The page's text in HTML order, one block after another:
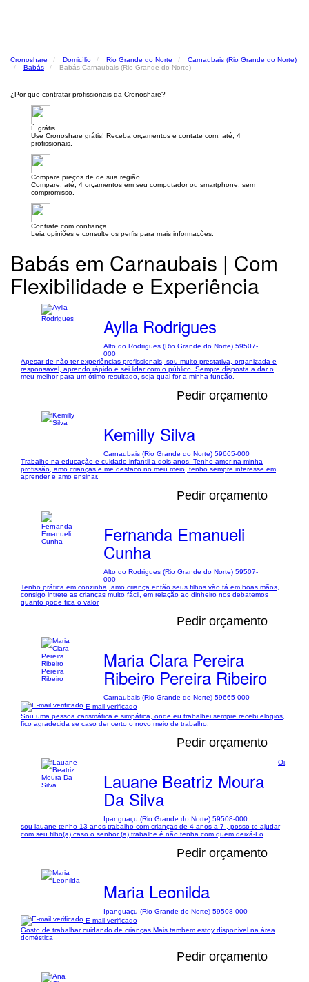
Cronoshare Domicílio Rio Grande do Norte
Carnaubais (Rio Grande do Norte)
Babás
Babás Carnaubais (Rio Grande do Norte)
¿Por que contratar profissionais da Cronoshare?
É grátis
Use Cronoshare grátis! Receba orçamentos e contate com, até, 4
profissionais.
Compare preços de de sua região.
Compare, até, 4 orçamentos em seu computador ou smartphone, sem
compromisso.
Contrate com confiança.
Leia opiniões e consulte os perfis para mais informações.
Babás em Carnaubais | Com
Flexibilidade e Experiência
Aylla Rodrigues
Alto do Rodrigues (Rio Grande do Norte) 59507-
000
Apesar de não ter experiências profissionais, sou muito prestativa, organizada e
responsável, aprendo rápido e sei lidar com o público. Sempre disposta a dar o
meu melhor para um ótimo resultado, seja qual for a minha função.
Pedir orçamento
Kemilly Silva
Carnaubais (Rio Grande do Norte) 59665-000
Trabalho na educação e cuidado infantil a dois anos. Tenho amor na minha
profissão, amo crianças e me destaco no meu meio, tenho sempre interesse em
aprender e amo ensinar.
Pedir orçamento
Fernanda Emanueli
Cunha
Alto do Rodrigues (Rio Grande do Norte) 59507-
000
Tenho prática em conzinha, amo criança então seus filhos vão tá em boas mãos,
consigo intrete as crianças muito fácil, em relação ao dinheiro nos debatemos
quanto pode fica o valor
Pedir orçamento
Maria Clara Pereira
Ribeiro Pereira Ribeiro
Carnaubais (Rio Grande do Norte) 59665-000
E-mail verificado
Sou uma pessoa carismática e simpática, onde eu trabalhei sempre recebi elogios,
fico agradecida se caso der certo o novo meio de trabalho.
Pedir orçamento
Lauane Beatriz Moura
Da Silva
Ipanguaçu (Rio Grande do Norte) 59508-000
Oi,
sou lauane tenho 13 anos trabalho com crianças de 4 anos a 7 , posso te ajudar
com seu filho(a) caso o senhor (a) trabalhe é não tenha com quem deixá-Lo
Pedir orçamento
Maria Leonilda
Ipanguaçu (Rio Grande do Norte) 59508-000
E-mail verificado
Gosto de trabalhar cuidando de crianças Mais tambem estoy disponivel na área
doméstica
Pedir orçamento